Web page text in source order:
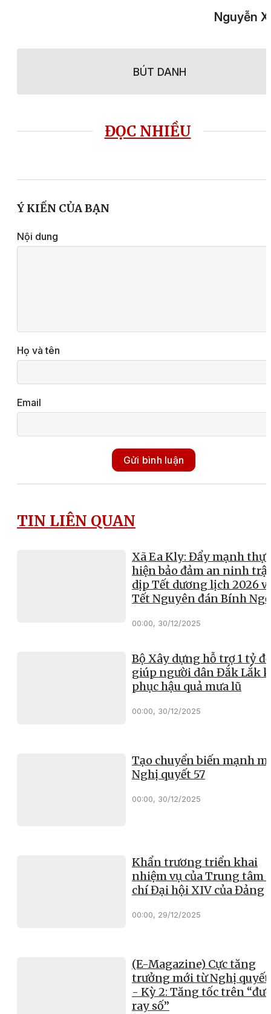
Nguyễn
BÚT DANH
ĐỌC NHIỀU
Ý KIẾN CỦA BẠN
Nội dung
Họ và tên
Email
Gửi bình luận
TIN LIÊN QUAN
Xã Ea Kly: Đẩy mạnh thực
hiện bảo đảm an ninh
dịp Tết dương lịch 2026
Tết Nguyên đán Bính Ngọ
00:00, 30/12/2025
Bộ Xây dựng hỗ trợ 1 tỷ
giúp người dân Đắk Lắk
phục hậu quả mưa lũ
00:00, 30/12/2025
Tạo chuyển biến mạnh
Nghị quyết 57
00:00, 30/12/2025
Khẩn trương triển khai
nhiệm vụ của Trung tâm
chí Đại hội XIV của Đảng
00:00, 29/12/2025
(E-Magazine) Cực tăng
trưởng mới từ Nghị quyết
- Kỳ 2: Tăng tốc trên
ray số”